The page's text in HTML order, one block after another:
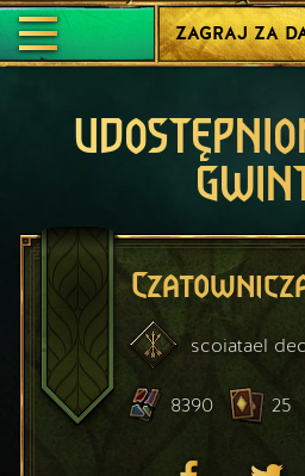
ZAGRAJ ZA
scoiatael
8390 25